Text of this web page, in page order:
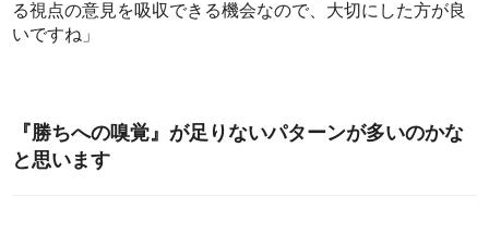
る視点の意見を吸収できる機会なので、大切にした方が良
いですね」
『勝ちへの嗅覚』が足りないパターンが多いのかな
と思います